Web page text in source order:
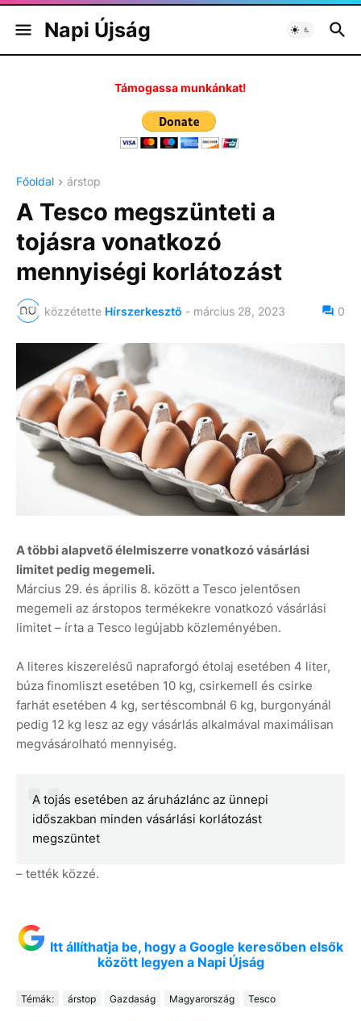
Napi Újság
Támogassa munkánkat!
Főoldal árstop
A Tesco megszünteti a
tojásra vonatkozó
mennyiségi korlátozást
közzétette Hírszerkesztő - március 28, 2023 0
A többi alapvető élelmiszerre vonatkozó vásárlási
limitet pedig megemeli.
Március 29. és április 8. között a Tesco jelentősen
megemeli az árstopos termékekre vonatkozó vásárlási
limitet – írta a Tesco legújabb közleményében.
A literes kiszerelésű napraforgó étolaj esetében 4 liter,
búza finomliszt esetében 10 kg, csirkemell és csirke
farhát esetében 4 kg, sertéscombnál 6 kg, burgonyánál
pedig 12 kg lesz az egy vásárlás alkalmával maximálisan
megvásárolható mennyiség.
A tojás esetében az áruházlánc az ünnepi
időszakban minden vásárlási korlátozást
megszüntet
– tették közzé.
Itt állíthatja be, hogy a Google keresőben elsők
között legyen a Napi Újság
Témák: árstop Gazdaság Magyarország Tesco